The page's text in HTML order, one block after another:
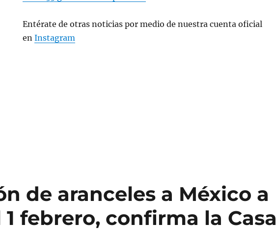
Entérate de otras noticias por medio de nuestra cuenta oficial
enInstagram
de aranceles a México a
febrero, confirma la Casa